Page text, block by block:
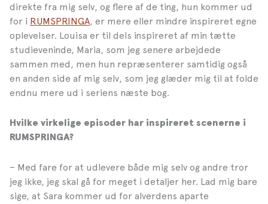
direkte fra mig selv, og flere af de ting, hun kommer ud
for i RUMSPRINGA, er mere eller mindre inspireret egne
oplevelser. Louisa er til dels inspireret af min tætte
studieveninde, Maria, som jeg senere arbejdede
sammen med, men hun repræsenterer samtidig også
en anden side af mig selv, som jeg glæder mig til at folde
endnu mere ud i seriens næste bog.
Hvilke virkelige episoder har inspireret scenerne i
RUMSPRINGA?
– Med fare for at udlevere både mig selv og andre tror
jeg ikke, jeg skal gå for meget i detaljer her. Lad mig bare
sige, at Sara kommer ud for alverdens aparte